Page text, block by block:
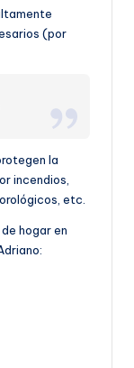
(por
la
incendios,
etc.
hogar en